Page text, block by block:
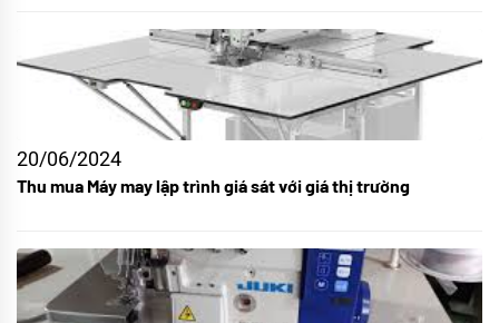
20/06/2024
Thu mua Máy may lập trình giá sát với giá thị trường